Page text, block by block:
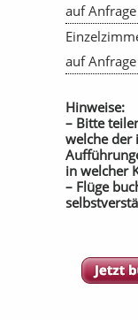
auf Anfrage
auf Anfrage
Hinweise:
– Bitte
welche der
in welcher
– Flüge